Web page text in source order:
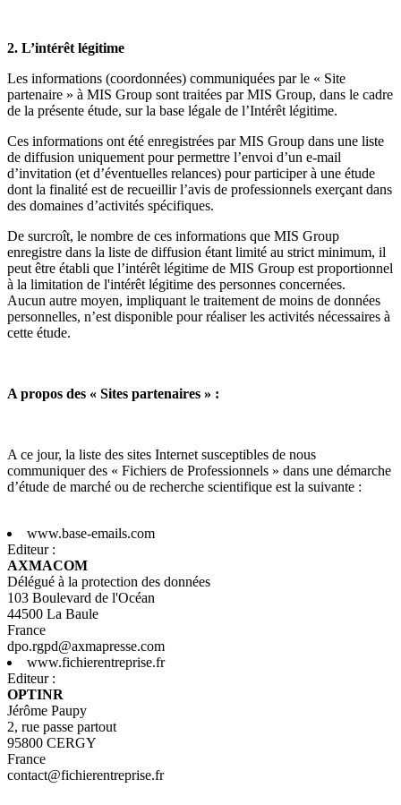
2. L’intérêt légitime
Les informations (coordonnées) communiquées par le « Site
partenaire » à MIS Group sont traitées par MIS Group, dans le cadre
de la présente étude, sur la base légale de l’Intérêt légitime.
Ces informations ont été enregistrées par MIS Group dans une liste
de diffusion uniquement pour permettre l’envoi d’un e-mail
d’invitation (et d’éventuelles relances) pour participer à une étude
dont la finalité est de recueillir l’avis de professionnels exerçant dans
des domaines d’activités spécifiques.
De surcroît, le nombre de ces informations que MIS Group
enregistre dans la liste de diffusion étant limité au strict minimum, il
peut être établi que l’intérêt légitime de MIS Group est proportionnel
à la limitation de l'intérêt légitime des personnes concernées.
Aucun autre moyen, impliquant le traitement de moins de données
personnelles, n’est disponible pour réaliser les activités nécessaires à
cette étude.
A propos des « Sites partenaires » :
A ce jour, la liste des sites Internet susceptibles de nous
communiquer des « Fichiers de Professionnels » dans une démarche
d’étude de marché ou de recherche scientifique est la suivante :
www.base-emails.com
Editeur :
AXMACOM
Délégué à la protection des données
103 Boulevard de l'Océan
44500 La Baule
France
dpo.rgpd@axmapresse.com
www.fichierentreprise.fr
Editeur :
OPTINR
Jérôme Paupy
2, rue passe partout
95800 CERGY
France
contact@fichierentreprise.fr